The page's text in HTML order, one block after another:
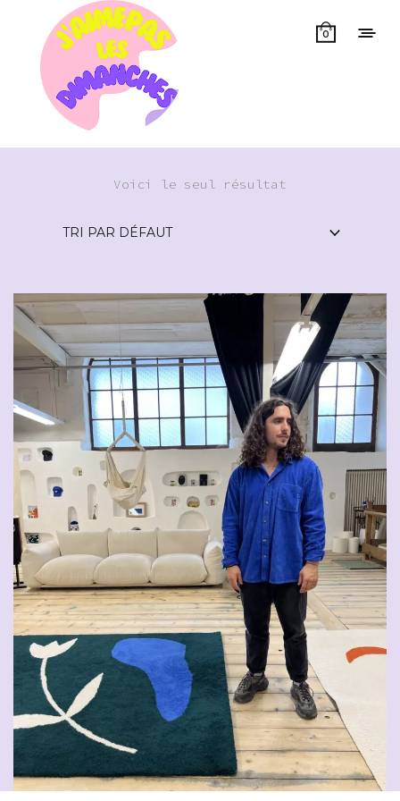
0
Voici le seul résultat